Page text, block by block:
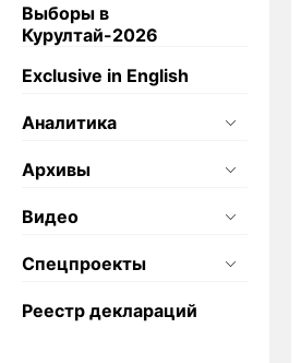
Выборы в
Курултай-2026
Exclusive in English
Аналитика
Архивы
Видео
Спецпроекты
Реестр деклараций